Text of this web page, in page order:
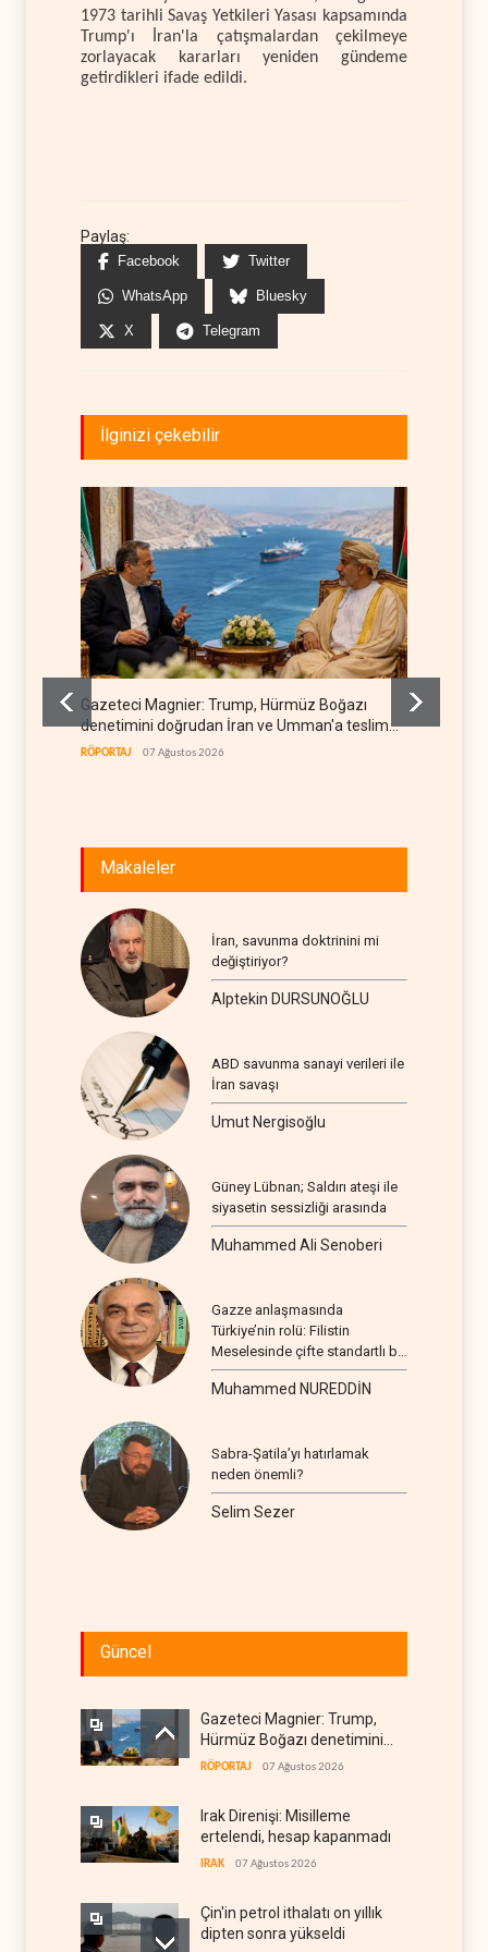
1973 tarihli Savaş Yetkileri Yasası kapsamında
Trump'ı İran'la çatışmalardan çekilmeye
zorlayacak kararları yeniden gündeme
getirdikleri ifade edildi.
Paylaş:
Facebook Twitter
WhatsApp Bluesky
X Telegram
İlginizi çekebilir
Gazeteci Magnier: Trump, Hürmüz Boğazı
denetimini doğrudan İran ve Umman'a teslim
etti
RÖPORTAJ 07 Ağustos 2026
Makaleler
İran, savunma doktrinini mi
değiştiriyor?
Alptekin DURSUNOĞLU
ABD savunma sanayi verileri ile
İran savaşı
Umut Nergisoğlu
Güney Lübnan; Saldırı ateşi ile
siyasetin sessizliği arasında
Muhammed Ali Senoberi
Gazze anlaşmasında
Türkiye’nin rolü: Filistin
Meselesinde çifte standartlı bir
seyir
Muhammed NUREDDİN
Sabra-Şatila’yı hatırlamak
neden önemli?
Selim Sezer
Güncel
Gazeteci Magnier: Trump,
Hürmüz Boğazı denetimini
doğrudan İran ve Umman'a
RÖPORTAJ 07 Ağustos 2026
Irak Direnişi: Misilleme
ertelendi, hesap kapanmadı
IRAK 07 Ağustos 2026
Çin'in petrol ithalatı on yıllık
dipten sonra yükseldi